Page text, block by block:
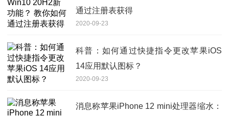
通过注册表获得
2020-09-23
科普：如何通过快捷指令更改苹果iOS
14应用默认图标？
2020-09-23
消息称苹果iPhone 12 mini处理器缩水：